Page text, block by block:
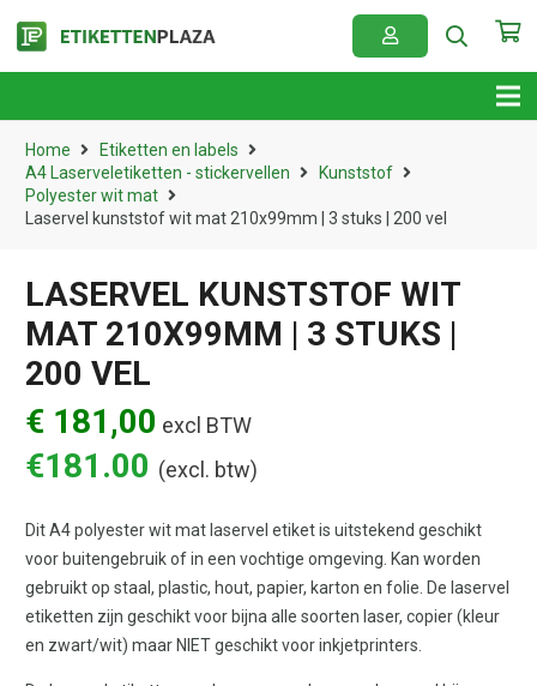
Home
Etiketten en labels
A4 Laserveletiketten - stickervellen
Kunststof
Polyester wit mat
Laservel kunststof wit mat 210x99mm | 3 stuks | 200 vel
LASERVEL KUNSTSTOF WIT
MAT 210X99MM | 3 STUKS |
200 VEL
€ 181,00 excl BTW
€181.00 (excl. btw)
Dit A4 polyester wit mat laservel etiket is uitstekend geschikt
voor buitengebruik of in een vochtige omgeving. Kan worden
gebruikt op staal, plastic, hout, papier, karton en folie. De laservel
etiketten zijn geschikt voor bijna alle soorten laser, copier (kleur
en zwart/wit) maar NIET geschikt voor inkjetprinters.